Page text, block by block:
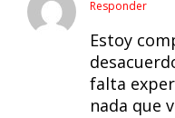
Responder
Estoy
falta
nada que